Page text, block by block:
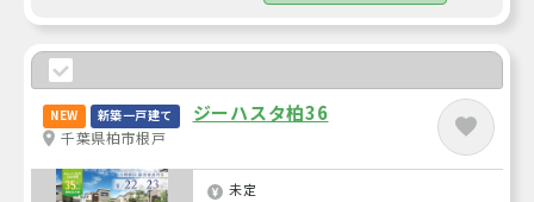
NEW 新築一戸建て ジーハスタ柏36
千葉県柏市根戸
未定